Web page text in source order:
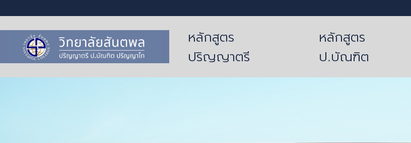
หลักสูตร
ปริญญาตรี
หลักสูตร
ป.บัณฑิต